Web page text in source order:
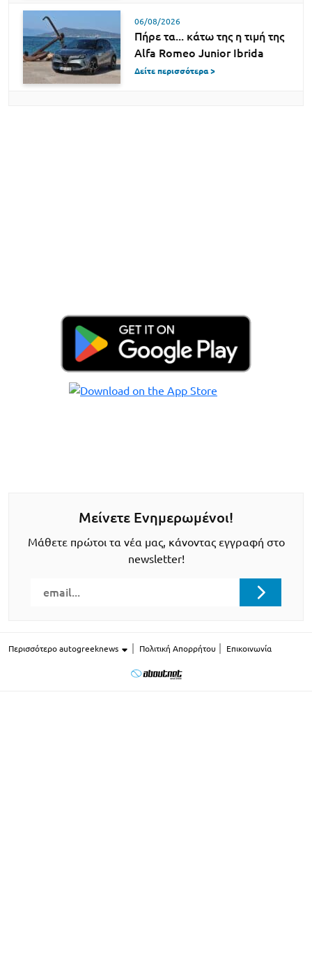
06/08/2026
Πήρε τα... κάτω της η τιμή της
Alfa Romeo Junior Ibrida
Δείτε περισσότερα >
Μείνετε Ενημερωμένοι!
Μάθετε πρώτοι τα νέα μας, κάνοντας εγγραφή στο
newsletter!
Περισσότερο autogreeknews Πολιτική Απορρήτου Επικοινωνία